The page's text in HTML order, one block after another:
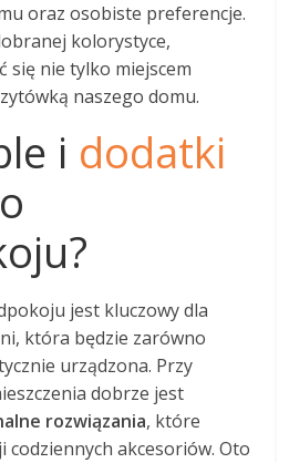
oraz osobiste preferencje.
kolorystyce,
się nie tylko miejscem
naszego domu.
i dodatki
jest kluczowy dla
która będzie zarówno
urządzona. Przy
dobrze jest
rozwiązania, które
codziennych akcesoriów. Oto